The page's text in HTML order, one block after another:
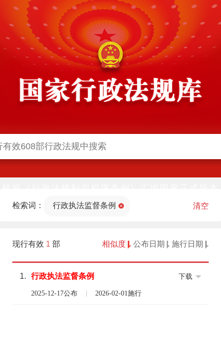
法部官网)同步公布
检索词： 行政执法监督条例 清空
现行有效 1 部 相似度 公布日期 施行日期
1. 行政执法监督条例
2025-12-17公布 2026-02-01施行
下载